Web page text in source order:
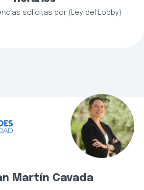
solicitas por (Ley del Lobby)
Martín Cavada